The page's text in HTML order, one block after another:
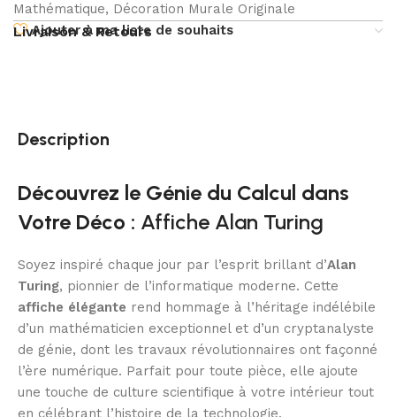
Mathématique, Décoration Murale Originale
Ajouter à ma liste de souhaits
Livraison & Retours
Description
Découvrez le Génie du Calcul dans
Votre Déco : Affiche Alan Turing
Soyez inspiré chaque jour par l’esprit brillant d’Alan
Turing, pionnier de l’informatique moderne. Cette
affiche élégante rend hommage à l’héritage indélébile
d’un mathématicien exceptionnel et d’un cryptanalyste
de génie, dont les travaux révolutionnaires ont façonné
l’ère numérique. Parfait pour toute pièce, elle ajoute
une touche de culture scientifique à votre intérieur tout
en célébrant l’histoire de la technologie.